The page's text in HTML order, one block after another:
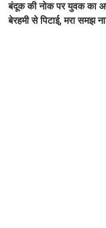
बंदूक की नोक पर युवक का
बेरहमी से पिटाई, मरा समझ